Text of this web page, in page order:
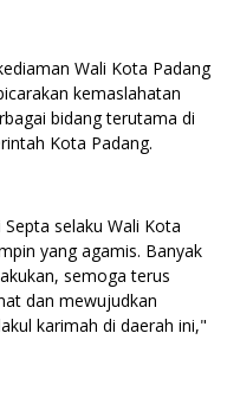
Wali Kota Padang
kemaslahatan
bidang terutama di
Kota Padang.
selaku Wali Kota
yang agamis. Banyak
semoga terus
dan mewujudkan
karimah di daerah ini,"